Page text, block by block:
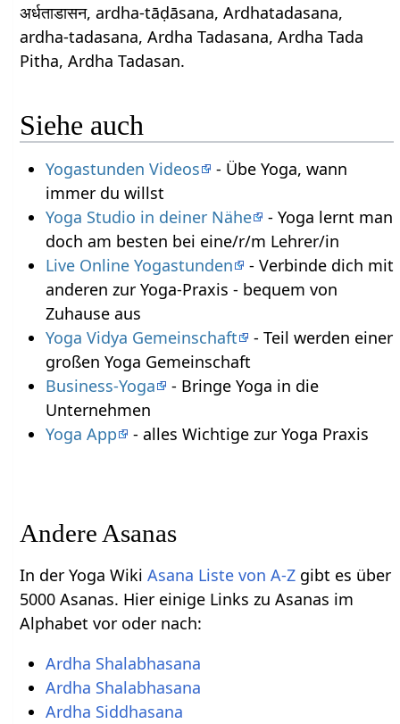
अर्धताडासन, ardha-tāḍāsana, Ardhatadasana,
ardha-tadasana, Ardha Tadasana, Ardha Tada
Pitha, Ardha Tadasan.
Siehe auch
Yogastunden Videos
- Übe Yoga, wann
immer du willst
Yoga Studio in deiner Nähe
- Yoga lernt man
doch am besten bei eine/r/m Lehrer/in
Live Online Yogastunden
- Verbinde dich mit
anderen zur Yoga-Praxis - bequem von
Zuhause aus
Yoga Vidya Gemeinschaft
- Teil werden einer
großen Yoga Gemeinschaft
Business-Yoga
- Bringe Yoga in die
Unternehmen
Yoga App
- alles Wichtige zur Yoga Praxis
Andere Asanas
In der Yoga WikiAsana Liste von A-Z gibt es über
5000 Asanas. Hier einige Links zu Asanas im
Alphabet vor oder nach:
Ardha Shalabhasana
Ardha Shalabhasana
Ardha Siddhasana